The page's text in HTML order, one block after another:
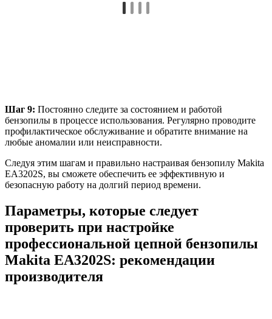
Шаг 9: Постоянно следите за состоянием и работой
бензопилы в процессе использования. Регулярно проводите
профилактическое обслуживание и обратите внимание на
любые аномалии или неисправности.
Следуя этим шагам и правильно настраивая бензопилу Makita
EA3202S, вы сможете обеспечить ее эффективную и
безопасную работу на долгий период времени.
Параметры, которые следует
проверить при настройке
профессиональной цепной бензопилы
Makita EA3202S: рекомендации
производителя